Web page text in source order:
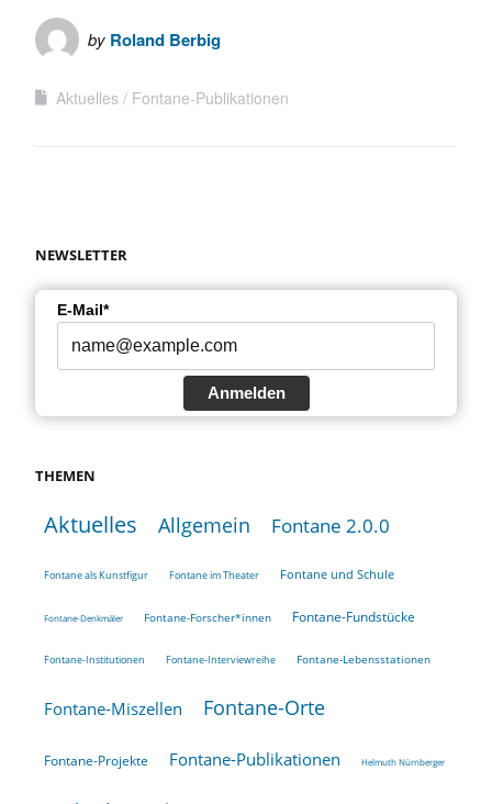
by Roland Berbig
Aktuelles Fontane-Publikationen
NEWSLETTER
E-Mail*
Anmelden
THEMEN
Aktuelles Allgemein Fontane 2.0.0
Fontane als Kunstfigur Fontane im Theater Fontane und Schule
Fontane-Denkmäler Fontane-Forscher*innen Fontane-Fundstücke
Fontane-Institutionen Fontane-Interviewreihe Fontane-Lebensstationen
Fontane-Miszellen Fontane-Orte
Fontane-Projekte Fontane-Publikationen Helmuth Nürnberger